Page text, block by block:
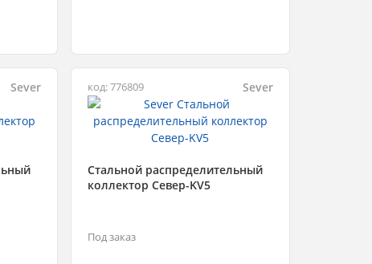
Sever код: 776809 Sever
Стальной распределительный
коллектор Север-KV5
Под заказ